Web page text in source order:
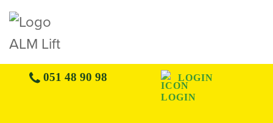
051 48 90 98 LOGIN